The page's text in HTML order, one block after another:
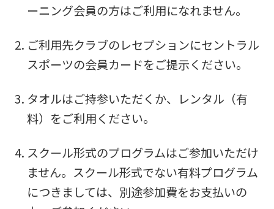
ーニング会員の方はご利用になれません。
ご利用先クラブのレセプションにセントラル
スポーツの会員カードをご提示ください。
タオルはご持参いただくか、レンタル（有
料）をご利用ください。
スクール形式のプログラムはご参加いただけ
ません。スクール形式でない有料プログラム
につきましては、別途参加費をお支払いの